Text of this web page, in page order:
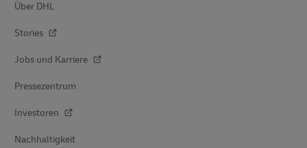
Über DHL
Stories
Jobs und Karriere
Pressezentrum
Investoren
Nachhaltigkeit